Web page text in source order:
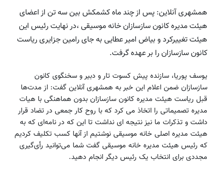
همشهری آنلاین: پس از چند ماه کشمکش بین سه تن از اعضای
هیئت مدیره کانون سازسازان خانه موسیقی ،در نهایت رئیس این
هیئت تغییرکرد و بیاض امیر عطایی به جای رامین جزایری ریاست
کانون سازسازان را بر عهده گرفت.
یوسف پوریا، سازنده پیش کسوت تار و دبیر و سخنگوی کانون
سازسازان ضمن اعلام این خبر به همشهری‌ آنلاین گفت‌: از مدت‌ها
قبل ریاست هیئت مدیره کانون سازسازان بدون هماهنگی با هیات
مدیره تصمیماتی را اتخاذ می کرد که با روح کار جمعی در تضاد قرار
داشت و تذکرات ما نیز نتیجه ای نداشت تا این که در نامه‌ای که به
هیئت مدیره اصلی خانه موسیقی نوشتیم از آنها کسب تکلیف کردیم
که رئیس هیئت مدیره خانه موسیقی گفت شما می‌توانید رأی‌گیری
مجددی برای انتخاب یک رئیس دیگر انجام دهید.